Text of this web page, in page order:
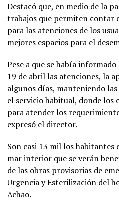
Destacó que, en medio de la
trabajos que permiten contar
para las atenciones de los
mejores espacios para el
Pese a que se había
19 de abril las atenciones, la
algunos días, manteniendo
el servicio habitual, donde los
para atender los
expresó el director.
Son casi 13 mil los habitantes
mar interior que se verán
de las obras provisorias de
Urgencia y Esterilización del
Achao.